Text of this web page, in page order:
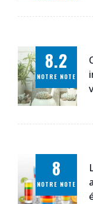
8.2
NOTRE NOTE
8
NOTRE NOTE